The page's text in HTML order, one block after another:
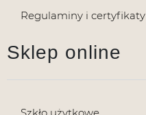
Regulaminy i certyfikaty
Sklep online